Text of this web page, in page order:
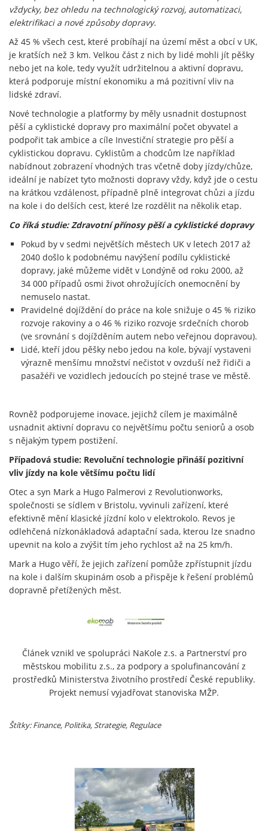
vždycky, bez ohledu na technologický rozvoj, automatizaci,
elektrifikaci a nové způsoby dopravy.
Až 45 % všech cest, které probíhají na území měst a obcí v UK,
je kratších než 3 km. Velkou část z nich by lidé mohli jít pěšky
nebo jet na kole, tedy využít udržitelnou a aktivní dopravu,
která podporuje místní ekonomiku a má pozitivní vliv na
lidské zdraví.
Nové technologie a platformy by měly usnadnit dostupnost
pěší a cyklistické dopravy pro maximální počet obyvatel a
podpořit tak ambice a cíle Investiční strategie pro pěší a
cyklistickou dopravu. Cyklistům a chodcům lze například
nabídnout zobrazení vhodných tras včetně doby jízdy/chůze,
ideální je nabízet tyto možnosti dopravy vždy, když jde o cestu
na krátkou vzdálenost, případně plně integrovat chůzi a jízdu
na kole i do delších cest, které lze rozdělit na několik etap.
Co říká studie: Zdravotní přínosy pěší a cyklistické dopravy
Pokud by v sedmi největších městech UK v letech 2017 až
2040 došlo k podobnému navýšení podílu cyklistické
dopravy, jaké můžeme vidět v Londýně od roku 2000, až
34 000 případů osmi život ohrožujících onemocnění by
nemuselo nastat.
Pravidelné dojíždění do práce na kole snižuje o 45 % riziko
rozvoje rakoviny a o 46 % riziko rozvoje srdečních chorob
(ve srovnání s dojížděním autem nebo veřejnou dopravou).
Lidé, kteří jdou pěšky nebo jedou na kole, bývají vystaveni
výrazně menšímu množství nečistot v ovzduší než řidiči a
pasažéři ve vozidlech jedoucích po stejné trase ve městě.
Rovněž podporujeme inovace, jejichž cílem je maximálně
usnadnit aktivní dopravu co největšímu počtu seniorů a osob
s nějakým typem postižení.
Případová studie: Revoluční technologie přináší pozitivní
vliv jízdy na kole většímu počtu lidí
Otec a syn Mark a Hugo Palmerovi z Revolutionworks,
společnosti se sídlem v Bristolu, vyvinuli zařízení, které
efektivně mění klasické jízdní kolo v elektrokolo. Revos je
odlehčená nízkonákladová adaptační sada, kterou lze snadno
upevnit na kolo a zvýšit tím jeho rychlost až na 25 km/h.
Mark a Hugo věří, že jejich zařízení pomůže zpřístupnit jízdu
na kole i dalším skupinám osob a přispěje k řešení problémů
dopravně přetížených měst.
Článek vznikl ve spolupráci NaKole z.s. a Partnerství pro
městskou mobilitu z.s., za podpory a spolufinancování z
prostředků Ministerstva životního prostředí České republiky.
Projekt nemusí vyjadřovat stanoviska MŽP.
Štítky: Finance, Politika, Strategie, Regulace